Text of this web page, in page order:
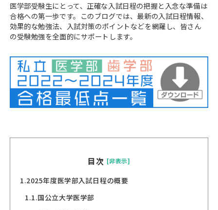
医学部受験生にとって、正確な入試日程の把握と入念な準備は
合格への第一歩です。このブログでは、最新の入試日程情報、
効果的な勉強法、入試対策のポイントなどを網羅し、皆さん
の受験勉強を全面的にサポートします。
目次 [非表示]
1.2025年度医学部入試日程の概要
1.1.国公立大学医学部